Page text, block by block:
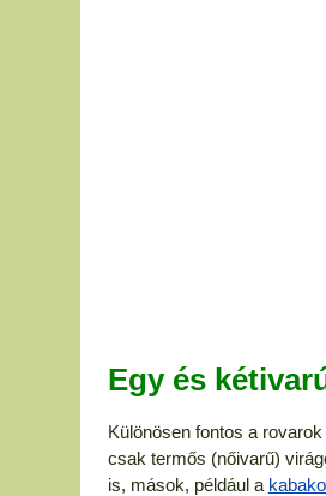
Egy és
Különösen fontos a
csak termős (nőivarű)
is, mások, például a